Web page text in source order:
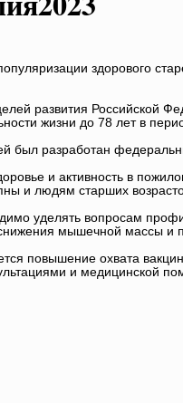
здорового
развития Российской
жизни до 78 лет в
был разработан
и активность в
и людям старших
уделять вопросам
мышечной массы и
повышение охвата
и медицинской